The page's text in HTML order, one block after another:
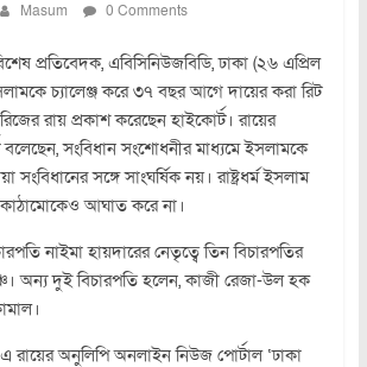
Masum 0 Comments
প্রতিবেদক, এবিসিনিউজবিডি, ঢাকা (২৬ এপ্রিল
চ্যালেঞ্জ করে ৩৭ বছর আগে দায়ের করা রিট
রায় প্রকাশ করেছেন হাইকোর্ট। রায়ের
বলেছেন, সংবিধান সংশোধনীর মাধ্যমে ইসলামকে
সংবিধানের সঙ্গে সাংঘর্ষিক নয়। রাষ্ট্রধর্ম ইসলাম
আঘাত করে না।
নাইমা হায়দারের নেতৃত্বে তিন বিচারপতির
অন্য দুই বিচারপতি হলেন, কাজী রেজা-উল হক
অনুলিপি অনলাইন নিউজ পোর্টাল ‘ঢাকা